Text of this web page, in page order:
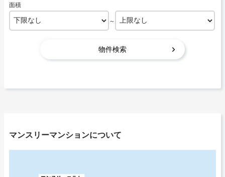
面積
～
マンスリーマンションについて